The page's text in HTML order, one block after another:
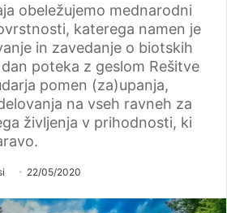
obeležujemo mednarodni
katerega namen je
in zavedanje o biotskih
poteka z geslom Rešitve
pomen (za)upanja,
na vseh ravneh za
življenja v prihodnosti, ki
22/05/2020